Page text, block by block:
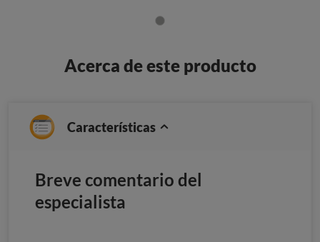
Acerca de este producto
Características
Breve comentario del
especialista